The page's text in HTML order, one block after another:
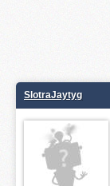
SlotraJaytyg